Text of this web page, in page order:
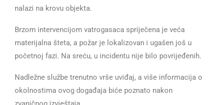
nalazi na krovu objekta.
Brzom intervencijom vatrogasaca spriječena je veća
materijalna šteta, a požar je lokalizovan i ugašen još u
početnoj fazi. Na sreću, u incidentu nije bilo povrijeđenih.
Nadležne službe trenutno vrše uviđaj, a više informacija o
okolnostima ovog događaja biće poznato nakon